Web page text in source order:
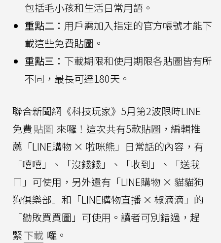
包括毛小孩和生活日常用語。
重點二： 用戶需加入指定的官方帳號才能下
載這些免費貼圖。
重點三： 下載期限和使用期限各貼圖皆有所
不同，最長可達180天。
聯合新聞網《科技玩家》5月第2波限時LINE
免費貼圖 來囉！這次共有5款貼圖，編輯推
薦「LINE購物 × 啦咪熊」日常話的內容，有
「嘻嘻」、「沒錢錢」、「收到」、「送我
ㄇ」可使用，另外還有「LINE購物 × 貓貓狗
狗俱樂部」和「LINE購物直播 × 椒滴滴」的
「勸敗買買圖」可使用。讀者可別錯過，趕
緊下載 囉。